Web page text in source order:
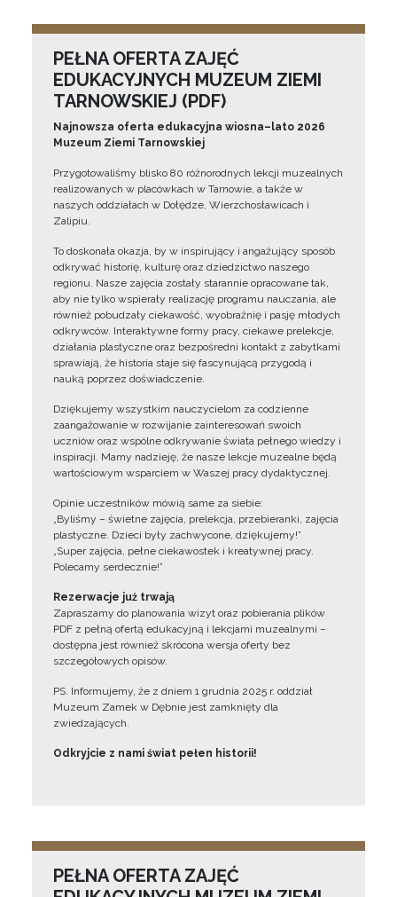
PEŁNA OFERTA ZAJĘĆ
EDUKACYJNYCH MUZEUM ZIEMI
TARNOWSKIEJ (PDF)
Najnowsza oferta edukacyjna wiosna–lato 2026
Muzeum Ziemi Tarnowskiej
Przygotowaliśmy blisko 80 różnorodnych lekcji muzealnych
realizowanych w placówkach w Tarnowie, a także w
naszych oddziałach w Dołędze, Wierzchosławicach i
Zalipiu.
To doskonała okazja, by w inspirujący i angażujący sposób
odkrywać historię, kulturę oraz dziedzictwo naszego
regionu. Nasze zajęcia zostały starannie opracowane tak,
aby nie tylko wspierały realizację programu nauczania, ale
również pobudzały ciekawość, wyobraźnię i pasję młodych
odkrywców. Interaktywne formy pracy, ciekawe prelekcje,
działania plastyczne oraz bezpośredni kontakt z zabytkami
sprawiają, że historia staje się fascynującą przygodą i
nauką poprzez doświadczenie.
Dziękujemy wszystkim nauczycielom za codzienne
zaangażowanie w rozwijanie zainteresowań swoich
uczniów oraz wspólne odkrywanie świata pełnego wiedzy i
inspiracji. Mamy nadzieję, że nasze lekcje muzealne będą
wartościowym wsparciem w Waszej pracy dydaktycznej.
Opinie uczestników mówią same za siebie:
„Byliśmy – świetne zajęcia, prelekcja, przebieranki, zajęcia
plastyczne. Dzieci były zachwycone, dziękujemy!”
„Super zajęcia, pełne ciekawostek i kreatywnej pracy.
Polecamy serdecznie!”
Rezerwacje już trwają
Zapraszamy do planowania wizyt oraz pobierania plików
PDF z pełną ofertą edukacyjną i lekcjami muzealnymi –
dostępna jest również skrócona wersja oferty bez
szczegółowych opisów.
PS. Informujemy, że z dniem 1 grudnia 2025 r. oddział
Muzeum Zamek w Dębnie jest zamknięty dla
zwiedzających.
Odkryjcie z nami świat pełen historii!
PEŁNA OFERTA ZAJĘĆ